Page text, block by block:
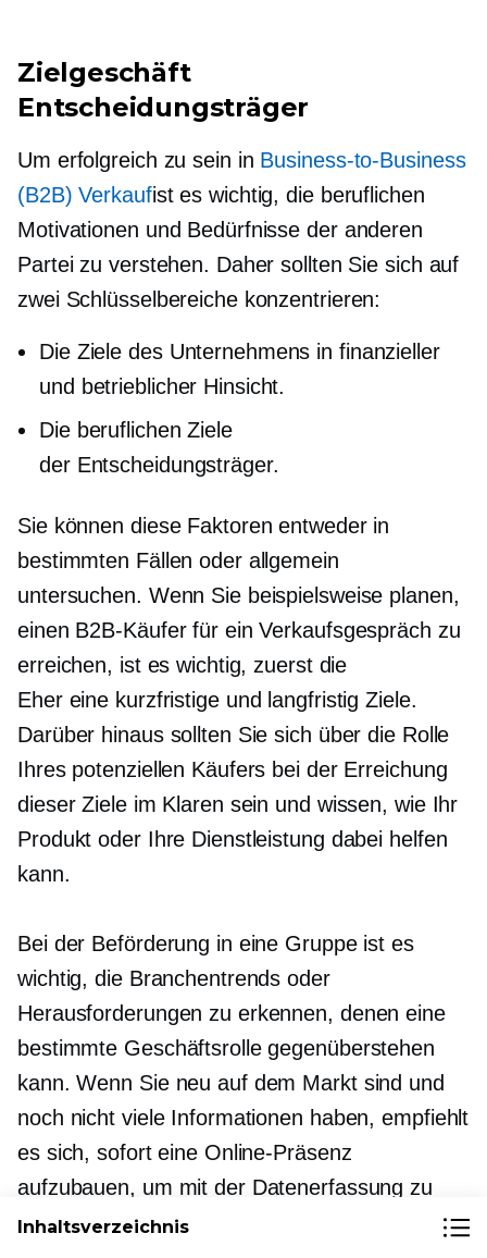
Zielgeschäft
Entscheidungsträger
Um erfolgreich zu sein in Business-to-Business
(B2B) Verkaufist es wichtig, die beruflichen
Motivationen und Bedürfnisse der anderen
Partei zu verstehen. Daher sollten Sie sich auf
zwei Schlüsselbereiche konzentrieren:
Die Ziele des Unternehmens in finanzieller
und betrieblicher Hinsicht.
Die beruflichen Ziele
der Entscheidungsträger.
Sie können diese Faktoren entweder in
bestimmten Fällen oder allgemein
untersuchen. Wenn Sie beispielsweise planen,
einen B2B-Käufer für ein Verkaufsgespräch zu
erreichen, ist es wichtig, zuerst die
Eher eine kurzfristigeund langfristig Ziele.
Darüber hinaus sollten Sie sich über die Rolle
Ihres potenziellen Käufers bei der Erreichung
dieser Ziele im Klaren sein und wissen, wie Ihr
Produkt oder Ihre Dienstleistung dabei helfen
kann.
Bei der Beförderung in eine Gruppe ist es
wichtig, die Branchentrends oder
Herausforderungen zu erkennen, denen eine
bestimmte Geschäftsrolle gegenüberstehen
kann. Wenn Sie neu auf dem Markt sind und
noch nicht viele Informationen haben, empfiehlt
es sich, sofort eine Online-Präsenz
aufzubauen, um mit der Datenerfassung zu
beginnen. Dies kann durch
Inhaltsverzeichnis